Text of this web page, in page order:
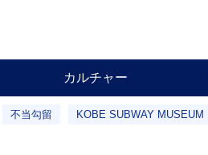
カルチャー
不当勾留 KOBE SUBWAY MUSEUM